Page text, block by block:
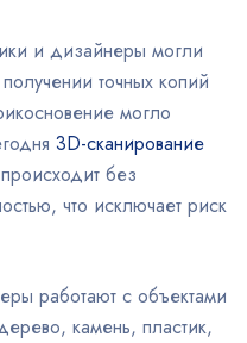
и дизайнеры могли
точных копий
могло
3D-сканирование
без
что исключает риск
работают с объектами
камень, пластик,